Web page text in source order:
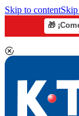
Skip to content
🎁